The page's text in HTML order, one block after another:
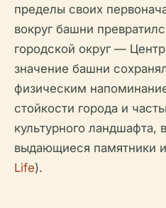
пределы своих
вокруг башни
городской округ —
значение башни
физическим
стойкости города и
культурного
выдающиеся памятники
Life).